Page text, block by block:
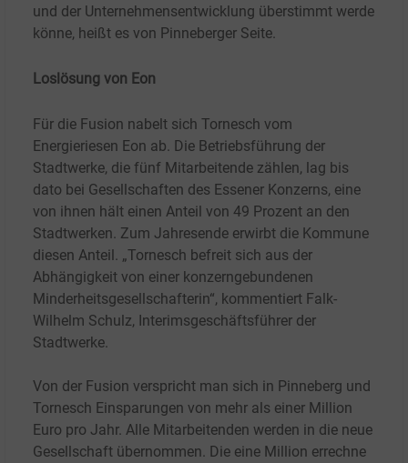
und der Unternehmensentwicklung überstimmt werde
könne, heißt es von Pinneberger Seite.
Loslösung von Eon
Für die Fusion nabelt sich Tornesch vom
Energieriesen Eon ab. Die Betriebsführung der
Stadtwerke, die fünf Mitarbeitende zählen, lag bis
dato bei Gesellschaften des Essener Konzerns, eine
von ihnen hält einen Anteil von 49 Prozent an den
Stadtwerken. Zum Jahresende erwirbt die Kommune
diesen Anteil. „Tornesch befreit sich aus der
Abhängigkeit von einer konzerngebundenen
Minderheitsgesellschafterin“, kommentiert Falk-
Wilhelm Schulz, Interimsgeschäftsführer der
Stadtwerke.
Von der Fusion verspricht man sich in Pinneberg und
Tornesch Einsparungen von mehr als einer Million
Euro pro Jahr. Alle Mitarbeitenden werden in die neue
Gesellschaft übernommen. Die eine Million errechne